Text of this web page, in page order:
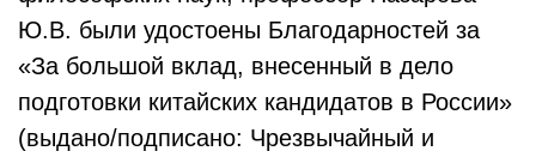
Ю.В. были удостоены Благодарностей за
«За большой вклад, внесенный в дело
подготовки китайских кандидатов в России»
(выдано/подписано: Чрезвычайный и